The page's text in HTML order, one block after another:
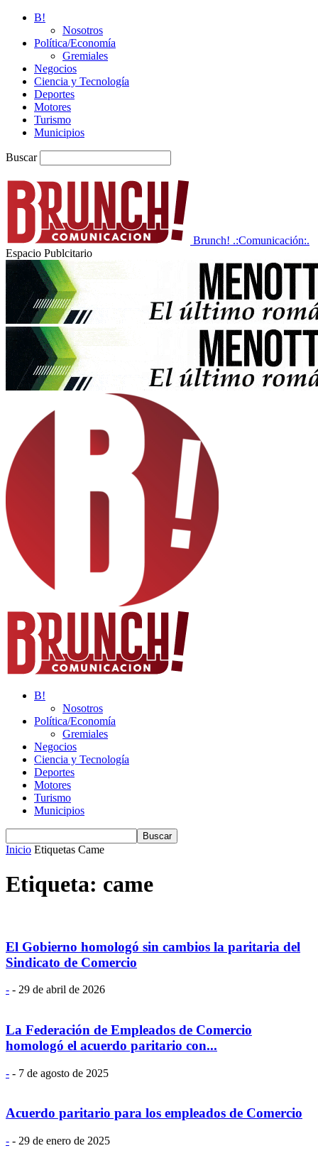
B!
Nosotros
Política/Economía
Gremiales
Negocios
Ciencia y Tecnología
Deportes
Motores
Turismo
Municipios
Buscar
Brunch! .:Comunicación:.
Espacio Publcitario
B!
Nosotros
Política/Economía
Gremiales
Negocios
Ciencia y Tecnología
Deportes
Motores
Turismo
Municipios
Inicio Etiquetas Came
Etiqueta: came
El Gobierno homologó sin cambios la paritaria del
Sindicato de Comercio
- - 29 de abril de 2026
La Federación de Empleados de Comercio
homologó el acuerdo paritario con...
- - 7 de agosto de 2025
Acuerdo paritario para los empleados de Comercio
- - 29 de enero de 2025